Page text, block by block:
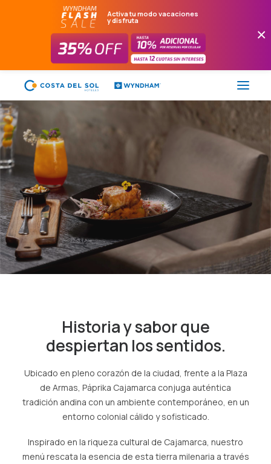
×
Activa tu modo vacaciones
y disfruta
FLASH SALE
HOTELES
PAQUETES
PROMOCIONES
EVENTOS
RESTAURANTES
(+51) 01 200 9200
AGENCIAS/EMPRESAS
Historia y sabor que
despiertan los sentidos.
Ubicado en pleno corazón de la ciudad, frente a la Plaza
de Armas, Páprika Cajamarca conjuga auténtica
tradición andina con un ambiente contemporáneo, en un
entorno colonial cálido y sofisticado.
Inspirado en la riqueza cultural de Cajamarca, nuestro
menú rescata la esencia de esta tierra milenaria a través